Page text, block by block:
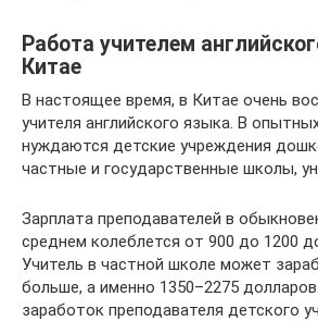
Работа учителем
Китае
В настоящее время, в Китае очень
учителя английского языка. В
нуждаются детские учреждения
частные и государственные школы,
Зарплата преподавателей в
среднем колеблется от 900 до 1200
Учитель в частной школе может
больше, а именно 1350–2275
заработок преподавателя детского